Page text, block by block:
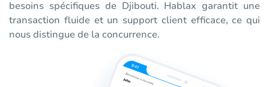
besoins spécifiques de Djibouti. Hablax garantit une
transaction fluide et un support client efficace, ce qui
nous distingue de la concurrence.